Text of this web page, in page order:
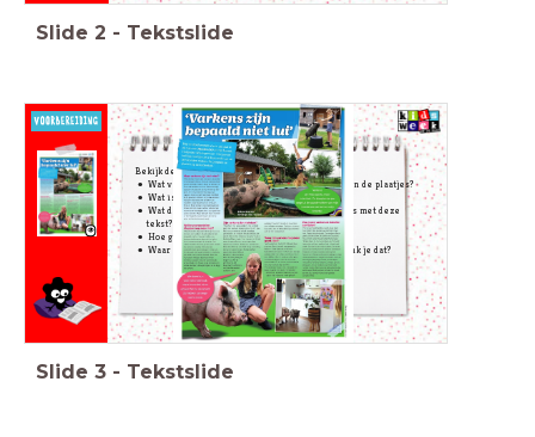
Slide 2 - Tekstslide
Bekijk de tekst,maar lees de tekst nog niet.
Wat valt je op aan de vorm, de kopjes, de titel en deplaatjes?
Wat is dit voor tekst? Waar zie je dat aan?
Wat denk je dat de bedoeling van de schrijver is met deze
tekst?
Hoe ga je deze tekst lezen?
Waar denk je dat het over zal gaan, waarom denk je dat?
Slide 3 - Tekstslide